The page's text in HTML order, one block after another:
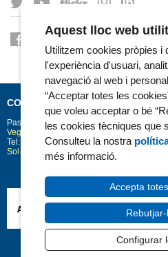
CONTACTE
Passeig Marítim 25-29 Barcelona 08003
Vegeu la situació a Google Maps
Tel: 93 248 30 00 · Fax: 93 248 32 54
Sol·licitud d'informació
Aquest lloc web
Utilitzem cookies pròpies i
l'experiència d'usuari,
navegació al web i
“Acceptar totes les
que voleu acceptar o bé
les cookies tècniques que
Consulteu la nostra
més informació.
Accepta
Configurar